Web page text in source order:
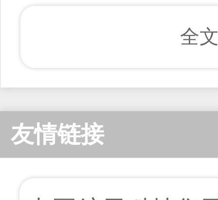
全
友情链接